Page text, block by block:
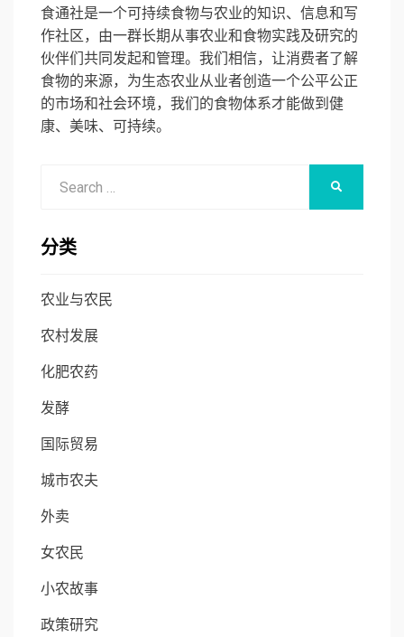
食通社是一个可持续食物与农业的知识、信息和写
作社区，由一群长期从事农业和食物实践及研究的
伙伴们共同发起和管理。我们相信，让消费者了解
食物的来源，为生态农业从业者创造一个公平公正
的市场和社会环境，我们的食物体系才能做到健
康、美味、可持续。
分类
农业与农民
农村发展
化肥农药
发酵
国际贸易
城市农夫
外卖
女农民
小农故事
政策研究